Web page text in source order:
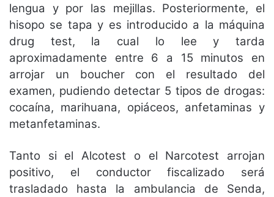
lengua y por las mejillas. Posteriormente, el
hisopo se tapa y es introducido a la máquina
drug test, la cual lo lee y tarda
aproximadamente entre 6 a 15 minutos en
arrojar un boucher con el resultado del
examen, pudiendo detectar 5 tipos de drogas:
cocaína, marihuana, opiáceos, anfetaminas y
metanfetaminas.
Tanto si el Alcotest o el Narcotest arrojan
positivo, el conductor fiscalizado será
trasladado hasta la ambulancia de Senda,